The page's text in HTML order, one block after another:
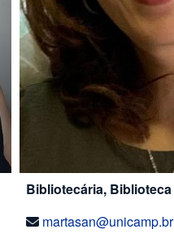
Bibliotecária, Biblioteca
martasan@unicamp.br